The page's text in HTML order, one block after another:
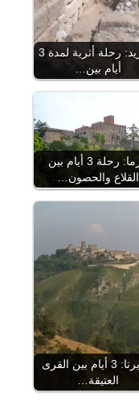
لوكريد: رحلة أثرية لمدة 3
أيام بين…
بارما: رحلة 3 أيام بين
القلاع والحصون…
كازيرتا: 3 أيام بين القرى
العتيقة…